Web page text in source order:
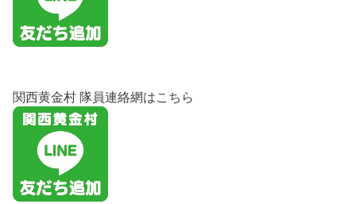
関西黄金村 隊員連絡網はこちら